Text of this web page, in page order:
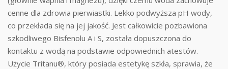
cenne dla zdrowia pierwiastki. Lekko podwyższa pH wody,
co przekłada się na jej jakość. Jest całkowicie pozbawiona
szkodliwego Bisfenolu A i S, została dopuszczona do
kontaktu z wodą na podstawie odpowiednich atestów.
Użycie Tritanu®, który posiada estetykę szkła, sprawia, że